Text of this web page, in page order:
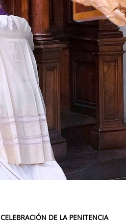
CELEBRACIÓN DE LA PENITENCIA